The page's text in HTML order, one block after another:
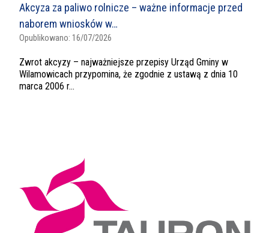
Akcyza za paliwo rolnicze – ważne informacje przed
naborem wniosków w…
Opublikowano: 16/07/2026
Zwrot akcyzy – najważniejsze przepisy Urząd Gminy w
Wilamowicach przypomina, że zgodnie z ustawą z dnia 10
marca 2006 r...